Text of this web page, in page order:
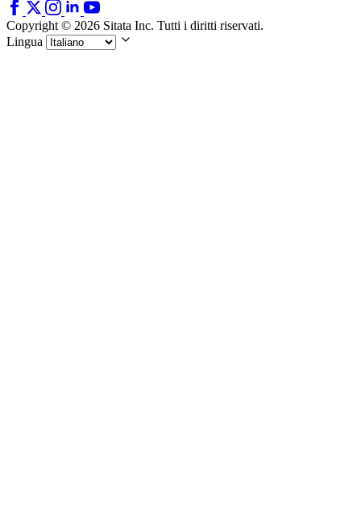
Copyright © 2026 Sitata Inc. Tutti i diritti riservati.
Lingua